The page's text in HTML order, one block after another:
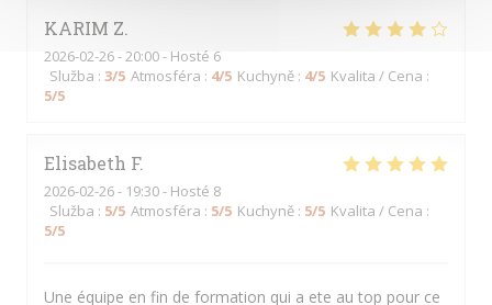
KARIM Z
2026-02-26- 20:00 - Hosté 6
Služba : 3/5 Atmosféra : 4/5 Kuchyně : 4/5 Kvalita / Cena :
5/5
Elisabeth F
2026-02-26- 19:30 - Hosté 8
Služba : 5/5 Atmosféra : 5/5 Kuchyně : 5/5 Kvalita / Cena :
5/5
Une équipe en fin de formation qui a ete au top pour ce